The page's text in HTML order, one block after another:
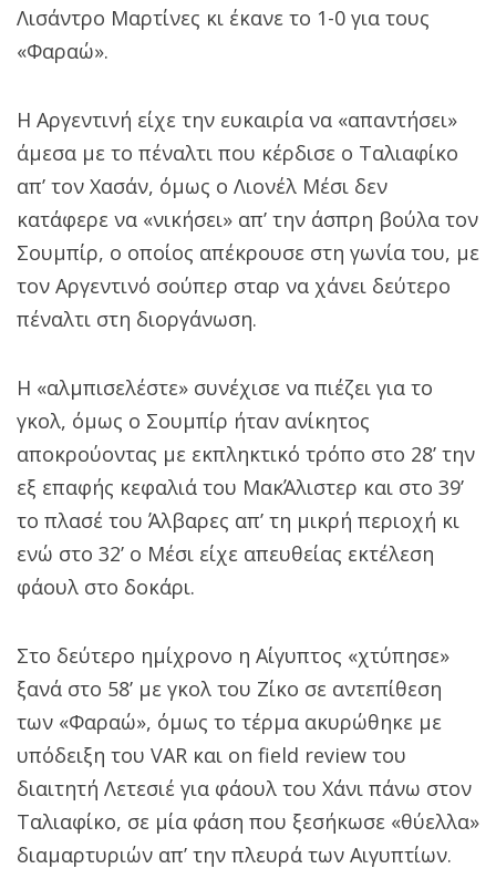
Λισάντρο Μαρτίνες κι έκανε το 1-0 για τους
«Φαραώ».
Η Αργεντινή είχε την ευκαιρία να «απαντήσει»
άμεσα με το πέναλτι που κέρδισε ο Ταλιαφίκο
απ’ τον Χασάν, όμως ο Λιονέλ Μέσι δεν
κατάφερε να «νικήσει» απ’ την άσπρη βούλα τον
Σουμπίρ, ο οποίος απέκρουσε στη γωνία του, με
τον Αργεντινό σούπερ σταρ να χάνει δεύτερο
πέναλτι στη διοργάνωση.
Η «αλμπισελέστε» συνέχισε να πιέζει για το
γκολ, όμως ο Σουμπίρ ήταν ανίκητος
αποκρούοντας με εκπληκτικό τρόπο στο 28’ την
εξ επαφής κεφαλιά του ΜακΆλιστερ και στο 39’
το πλασέ του Άλβαρες απ’ τη μικρή περιοχή κι
ενώ στο 32’ ο Μέσι είχε απευθείας εκτέλεση
φάουλ στο δοκάρι.
Στο δεύτερο ημίχρονο η Αίγυπτος «χτύπησε»
ξανά στο 58’ με γκολ του Ζίκο σε αντεπίθεση
των «Φαραώ», όμως το τέρμα ακυρώθηκε με
υπόδειξη του VAR και on field review του
διαιτητή Λετεσιέ για φάουλ του Χάνι πάνω στον
Ταλιαφίκο, σε μία φάση που ξεσήκωσε «θύελλα»
διαμαρτυριών απ’ την πλευρά των Αιγυπτίων.